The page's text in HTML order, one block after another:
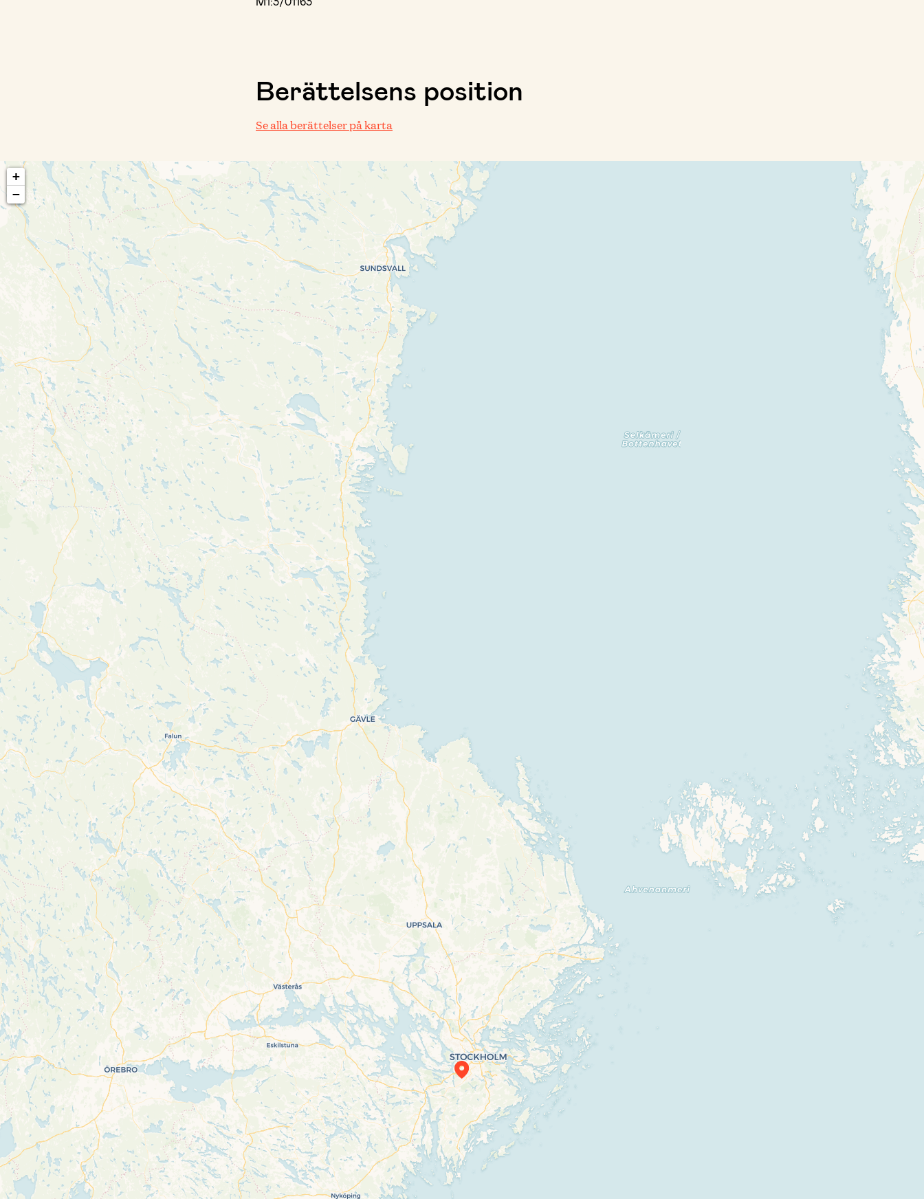
Berättelsens position
Se alla berättelser på karta
Travelers’ Map is loading…
If you see this after your page is loaded completely, leafletJS files are missing.
+
−